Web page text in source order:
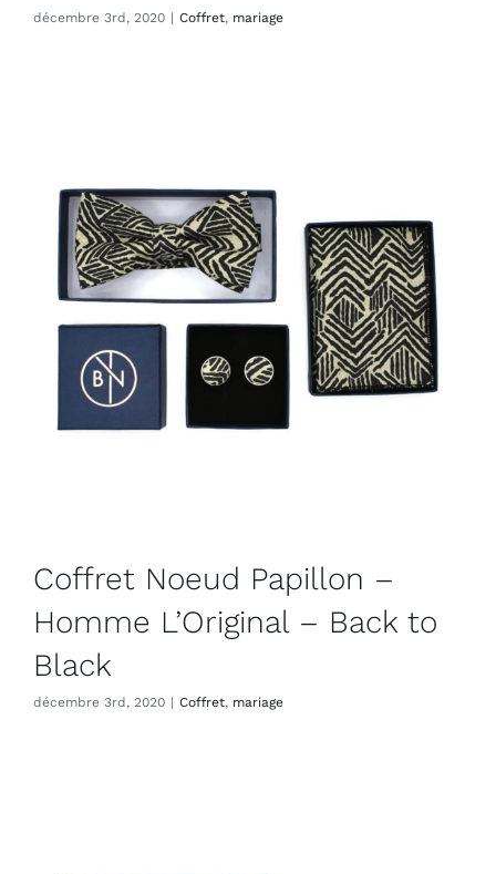
décembre 3rd, 2020 | Coffret, mariage
Coffret Noeud Papillon –
Homme L’Original – Back to
Black
décembre 3rd, 2020 | Coffret, mariage